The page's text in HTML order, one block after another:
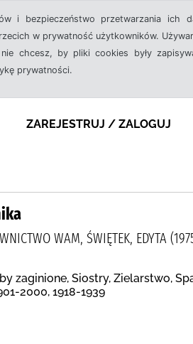
i bezpieczeństwo przetwarzania ich
w prywatność użytkowników.
chcesz, by pliki cookies były
prywatności.
ZAREJESTRUJ / ZALOGUJ
WAM, ŚWIĘTEK, EDYTA
zaginione, Siostry, Zielarstwo,
2000, 1918-1939